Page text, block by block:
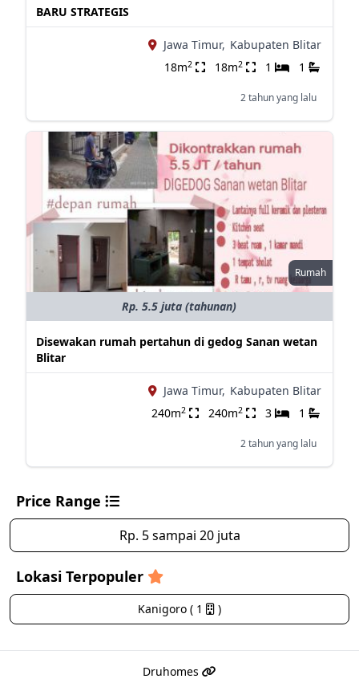
BARU STRATEGIS
Jawa Timur, Kabupaten Blitar
18m2 18m2 1 1
2 tahun yang lalu
Rumah
Rp. 5.5 juta (tahunan)
Disewakan rumah pertahun di gedog Sanan wetan
Blitar
Jawa Timur, Kabupaten Blitar
240m2 240m2 3 1
2 tahun yang lalu
Price Range
Rp. 5 sampai 20 juta
Lokasi Terpopuler
Kanigoro ( 1 )
Druhomes